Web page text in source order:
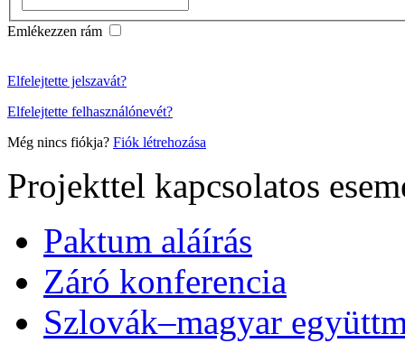
Emlékezzen rám
Elfelejtette jelszavát?
Elfelejtette felhasználónevét?
Még nincs fiókja? Fiók létrehozása
Projekttel kapcsolatos
Paktum aláírás
Záró konferencia
Szlovák–magyar